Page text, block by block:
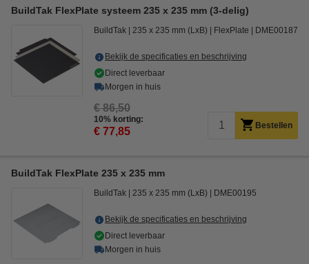
BuildTak FlexPlate systeem 235 x 235 mm (3-delig)
BuildTak 235 x 235 mm (LxB) FlexPlate DME00187
Bekijk de specificaties en beschrijving
Direct leverbaar
Morgen in huis
€ 86,50
10% korting:
€ 77,85 Bestellen
BuildTak FlexPlate 235 x 235 mm
BuildTak 235 x 235 mm (LxB) DME00195
Bekijk de specificaties en beschrijving
Direct leverbaar
Morgen in huis